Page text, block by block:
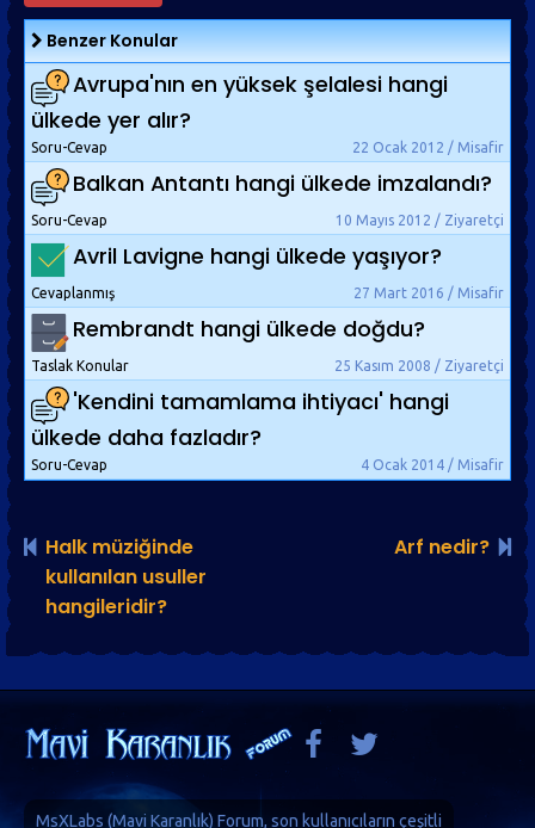
Benzer Konular
Avrupa'nın en yüksek şelalesi hangi
ülkede yer alır?
22 Ocak 2012 / Misafir
Soru-Cevap
Balkan Antantı hangi ülkede imzalandı?
10 Mayıs 2012 / Ziyaretçi
Soru-Cevap
Avril Lavigne hangi ülkede yaşıyor?
27 Mart 2016 / Misafir
Cevaplanmış
Rembrandt hangi ülkede doğdu?
25 Kasım 2008 / Ziyaretçi
Taslak Konular
'Kendini tamamlama ihtiyacı' hangi
ülkede daha fazladır?
4 Ocak 2014 / Misafir
Soru-Cevap
Halk müziğinde
kullanılan usuller
hangileridir?
Arf nedir?
MsXLabs (Mavi Karanlık) Forum, son kullanıcıların çeşitli